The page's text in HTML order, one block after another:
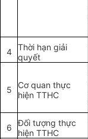
4
Thời hạn giải
quyết
5
Cơ quan thực
hiện TTHC
6
Đối tượng thực
hiện TTHC